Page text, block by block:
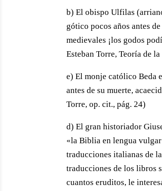
b) El obispo Ulfilas
gótico pocos años antes
medievales ¡los godos
Esteban Torre, Teoría de
e) El monje católico Beda
antes de su muerte,
Torre, op. cit., pág. 24)
d) El gran historiador
«la Biblia en lengua
traducciones italianas de
traducciones de los libros
cuantos eruditos, le